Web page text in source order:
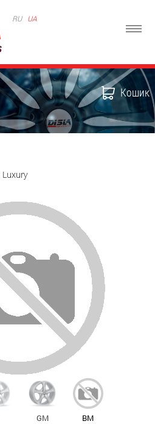
RU UA
Кошик
Luxury
GM BM